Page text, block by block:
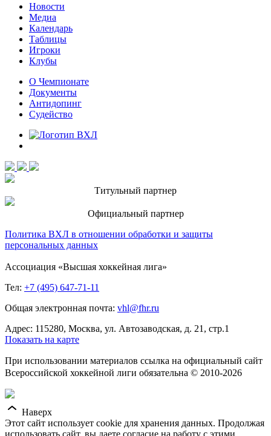
Новости
Медиа
Календарь
Таблицы
Игроки
Клубы
О Чемпионате
Документы
Антидопинг
Судейство
Титульный партнер
Официальный партнер
Политика ВХЛ в отношении обработки и защиты
персональных данных
Ассоциация «Высшая хоккейная лига»
Тел: +7 (495) 647-71-11
Общая электронная почта: vhl@fhr.ru
Адрес: 115280, Москва, ул. Автозаводская, д. 21, стр.1
Показать на карте
При использовании материалов ссылка на официальный сайт
Всероссийской хоккейной лиги обязательна © 2010-2026
Наверх
Этот сайт использует cookie для хранения данных. Продолжая
использовать сайт, вы даете согласие на работу с этими